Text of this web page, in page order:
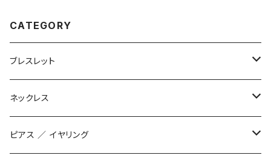
CATEGORY
ブレスレット
数珠ブレスレット
STONE ONLY
ブレイドブレスレット
ネックレス
オリジナル
ピアス ／ イヤリング